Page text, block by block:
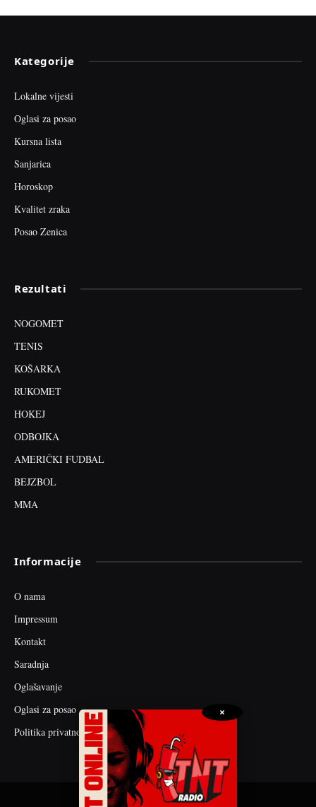
Kategorije
Lokalne vijesti
Oglasi za posao
Kursna lista
Sanjarica
Horoskop
Kvalitet zraka
Posao Zenica
Rezultati
NOGOMET
TENIS
KOŠARKA
RUKOMET
HOKEJ
ODBOJKA
AMERIČKI FUDBAL
BEJZBOL
MMA
Informacije
O nama
Impressum
Kontakt
Saradnja
Oglašavanje
Oglasi za posao
Politika privatnosti
×